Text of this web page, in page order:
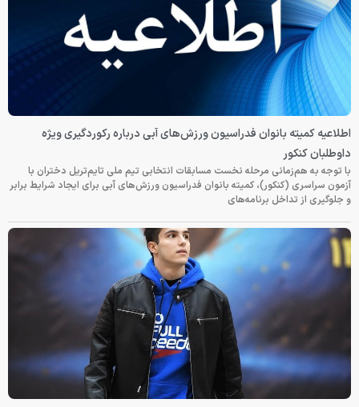
اطلاعیه کمیته بانوان فدراسیون ورزش‌های آبی درباره رکوردگیری ویژه
داوطلبان کنکور
با توجه به هم‌زمانی مرحله نخست مسابقات انتخابی تیم ملی تایم‌تریل دختران با
آزمون سراسری (کنکور)، کمیته بانوان فدراسیون ورزش‌های آبی برای ایجاد شرایط برابر
و جلوگیری از تداخل برنامه‌های